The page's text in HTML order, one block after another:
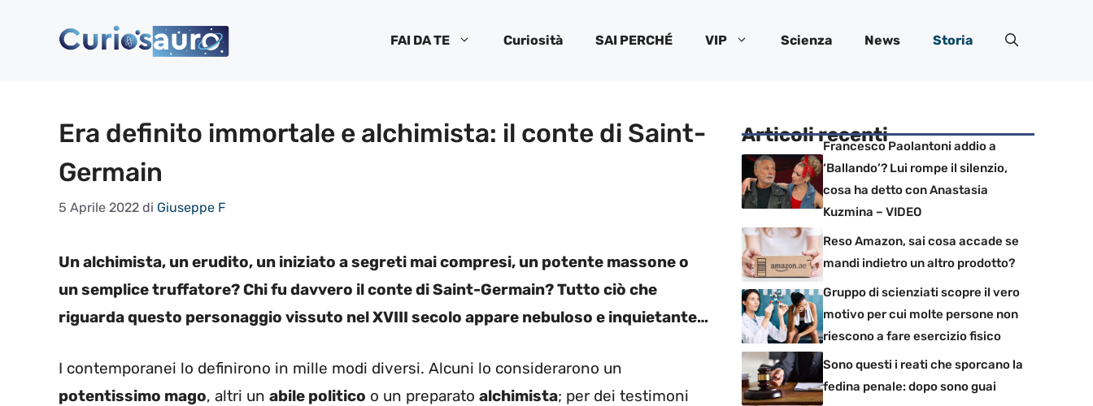
FAI DA TE Curiosità SAI PERCHÉ VIP Scienza News Storia
Era definito immortale e alchimista: il conte di Saint-
Germain
5 Aprile 2022 di Giuseppe F
Un alchimista, un erudito, un iniziato a segreti mai compresi, un potente massone o
un semplice truffatore? Chi fu davvero il conte di Saint-Germain? Tutto ciò che
riguarda questo personaggio vissuto nel XVIII secolo appare nebuloso e inquietante…
I contemporanei lo definirono in mille modi diversi. Alcuni lo considerarono un
potentissimo mago, altri un abile politico o un preparato alchimista; per dei testimoni
Articoli recentiFrancesco Paolantoni addio a
‘Ballando’? Lui rompe il silenzio,
cosa ha detto con Anastasia
Kuzmina – VIDEO
Reso Amazon, sai cosa accade se
mandi indietro un altro prodotto?
Gruppo di scienziati scopre il vero
motivo per cui molte persone non
riescono a fare esercizio fisico
Sono questi i reati che sporcano la
fedina penale: dopo sono guai